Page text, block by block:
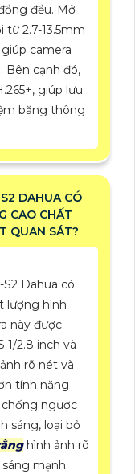
đều. Mở
2.7-13.5mm
camera
Bên cạnh đó,
giúp lưu
băng thông
DAHUA CÓ
CAO CHẤT
QUAN SÁT?
Dahua có
lượng hình
này được
1/2.8 inch và
rõ nét và
tính năng
ngược
sáng, loại bỏ
hình ảnh rõ
mạnh.